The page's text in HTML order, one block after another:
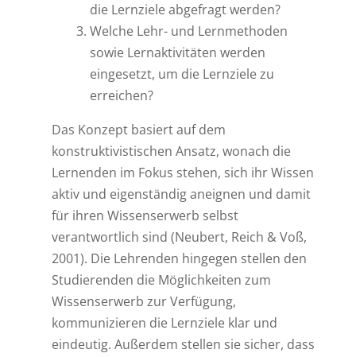
die Lernziele abgefragt werden?
Welche Lehr- und Lernmethoden
sowie Lernaktivitäten werden
eingesetzt, um die Lernziele zu
erreichen?
Das Konzept basiert auf dem
konstruktivistischen Ansatz, wonach die
Lernenden im Fokus stehen, sich ihr Wissen
aktiv und eigenständig aneignen und damit
für ihren Wissenserwerb selbst
verantwortlich sind (Neubert, Reich & Voß,
2001). Die Lehrenden hingegen stellen den
Studierenden die Möglichkeiten zum
Wissenserwerb zur Verfügung,
kommunizieren die Lernziele klar und
eindeutig. Außerdem stellen sie sicher, dass